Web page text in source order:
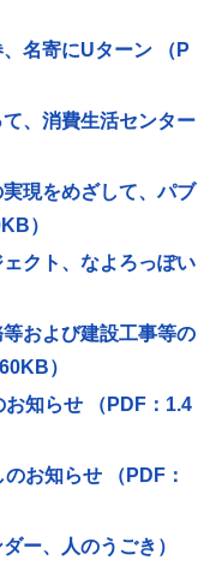
名寄にUターン （P
、消費生活センター
現をめざして、パブ
）
クト、なよろっぽい
および建設工事等の
）
知らせ （PDF：1.4
お知らせ （PDF：
ー、人のうごき）